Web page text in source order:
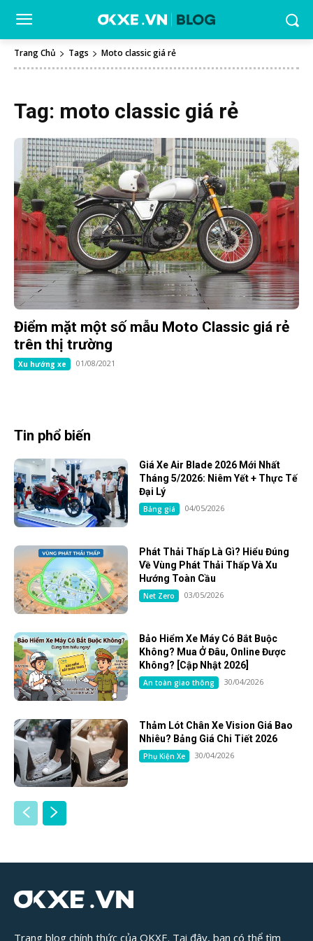
Trang Chủ Tags Moto classic giá rẻ
Tag: moto classic giá rẻ
Điểm mặt một số mẫu Moto Classic giá rẻ
trên thị trường
Xu hướng xe 01/08/2021
Tin phổ biến
Giá Xe Air Blade 2026 Mới Nhất
Tháng 5/2026: Niêm Yết + Thực Tế
Đại Lý
Bảng giá 04/05/2026
Phát Thải Thấp Là Gì? Hiểu Đúng
Về Vùng Phát Thải Thấp Và Xu
Hướng Toàn Cầu
Net Zero 03/05/2026
Bảo Hiểm Xe Máy Có Bắt Buộc
Không? Mua Ở Đâu, Online Được
Không? [Cập Nhật 2026]
An toàn giao thông 30/04/2026
Thảm Lót Chân Xe Vision Giá Bao
Nhiêu? Bảng Giá Chi Tiết 2026
Phụ Kiện Xe 30/04/2026
Trang blog chính thức của OKXE. Tại đây, bạn có thể tìm